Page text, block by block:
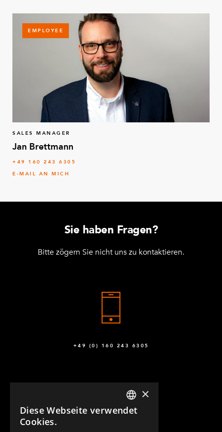
EMPLOYEE
SALES MANAGER
Jan Brettmann
+49 160 243 6305
E-MAIL AN MICH
Sie haben Fragen?
Bitte zögern Sie nicht uns zu kontaktieren.
+49 (0) 160 243 6305
ENGLISH
×
Diese Webseite verwendet
Cookies.